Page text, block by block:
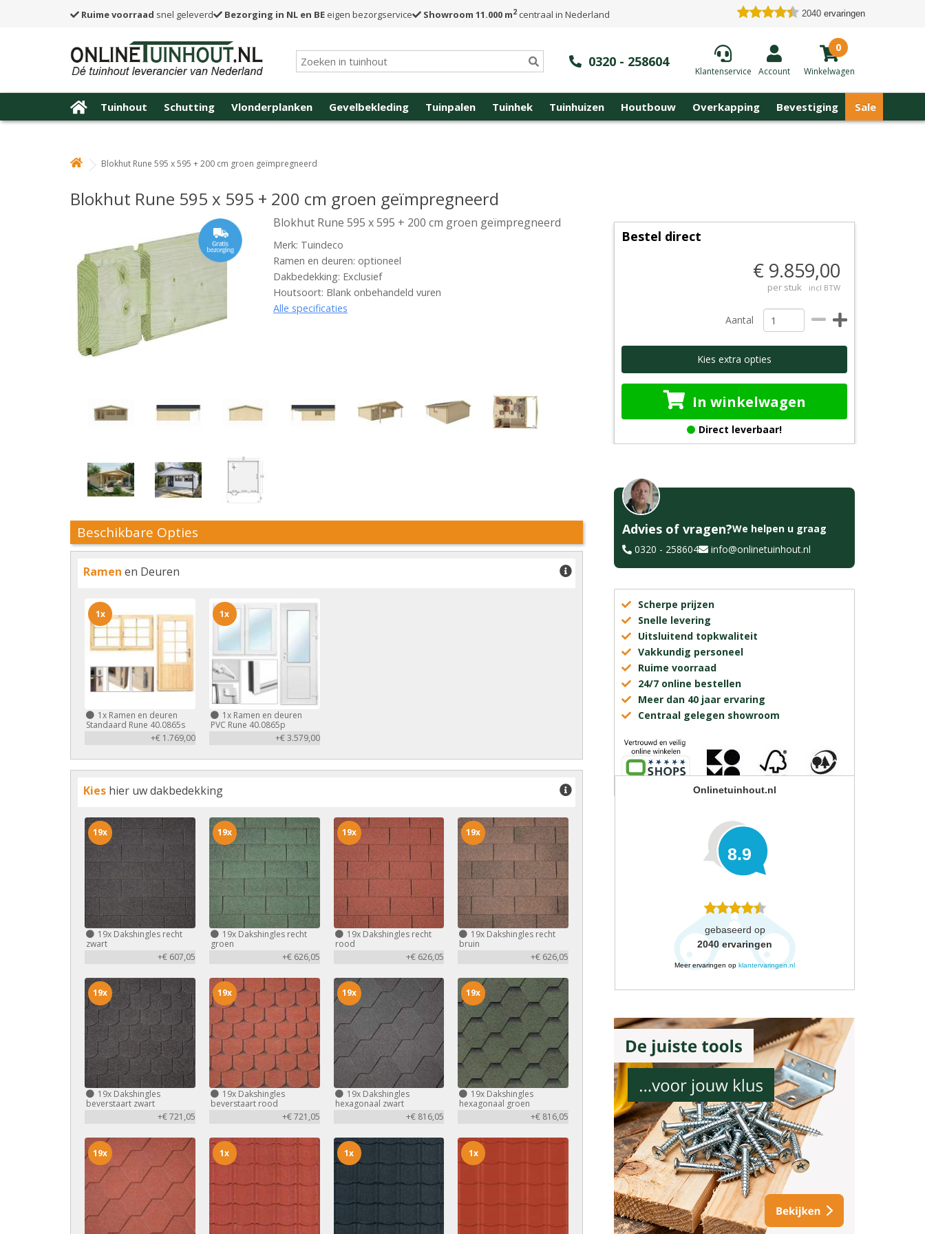
Ruime voorraad snel geleverd Bezorging in NL en BE eigen bezorgservice Showroom 11.000 m2centraal in Nederland 2040 ervaringen
0320 - 258604
Klantenservice Account
0
Winkelwagen
Tuinhout Schutting Vlonderplanken Gevelbekleding Tuinpalen Tuinhek Tuinhuizen Houtbouw Overkapping Bevestiging Sale
Blokhut Rune 595 x 595 + 200 cm groen geïmpregneerd
Blokhut Rune 595 x 595 + 200 cm groen geïmpregneerd
Blokhut Rune 595 x 595 + 200 cm groen geïmpregneerd
Merk: Tuindeco
Ramen en deuren: optioneel
Dakbedekking: Exclusief
Houtsoort: Blank onbehandeld vuren
Alle specificaties
Beschikbare Opties
Ramen en Deuren
1x Ramen en deuren
Standaard Rune 40.0865s
+€ 1.769,00
1x
1xRamen en deuren
PVC Rune 40.0865p
+€ 3.579,00
1x
Kies hier uw dakbedekking
19x Dakshingles recht
zwart
+€ 607,05
19x
19xDakshingles recht
groen
+€ 626,05
19x
19xDakshingles recht
rood
+€ 626,05
19x
19x Dakshingles recht
bruin
+€ 626,05
19x
19x Dakshingles
beverstaart zwart
+€ 721,05
19x
19xDakshingles
beverstaart rood
+€ 721,05
19x
19xDakshingles
hexagonaal zwart
+€ 816,05
19x
19x Dakshingles
hexagonaal groen
+€ 816,05
19x
19x 1x 1x 1x
Bestel direct
€ 9.859,00
per stuk incl BTW
Aantal
Kies extra opties
In winkelwagen
Direct leverbaar!
Advies of vragen?We helpen u graag
0320 - 258604
info@onlinetuinhout.nl
Scherpe prijzen
Snelle levering
Uitsluitend topkwaliteit
Vakkundig personeel
Ruime voorraad
24/7 online bestellen
Meer dan 40 jaar ervaring
Centraal gelegen showroom
Onlinetuinhout.nl
8.9
gebaseerd op
2040 ervaringen
Meer ervaringen op klantervaringen.nl